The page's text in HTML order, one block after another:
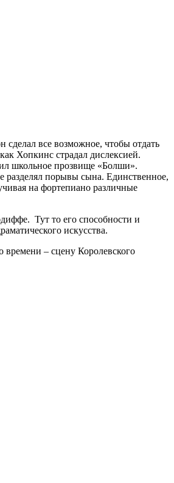
все возможное, чтобы отдать
Хопкинс страдал дислексией.
школьное прозвище «Болши».
разделял порывы сына. Единственное,
на фортепиано различные
Тут то его способности и
искусства.
времени – сцену Королевского